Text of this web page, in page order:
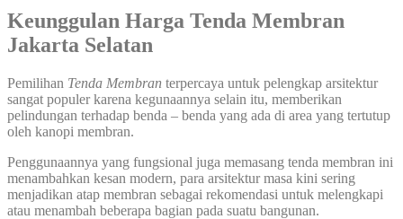
Keunggulan Harga Tenda Membran
Jakarta Selatan
Pemilihan Tenda Membran terpercaya untuk pelengkap arsitektur
sangat populer karena kegunaannya selain itu, memberikan
pelindungan terhadap benda – benda yang ada di area yang tertutup
oleh kanopi membran.
Penggunaannya yang fungsional juga memasang tenda membran ini
menambahkan kesan modern, para arsitektur masa kini sering
menjadikan atap membran sebagai rekomendasi untuk melengkapi
atau menambah beberapa bagian pada suatu bangunan.